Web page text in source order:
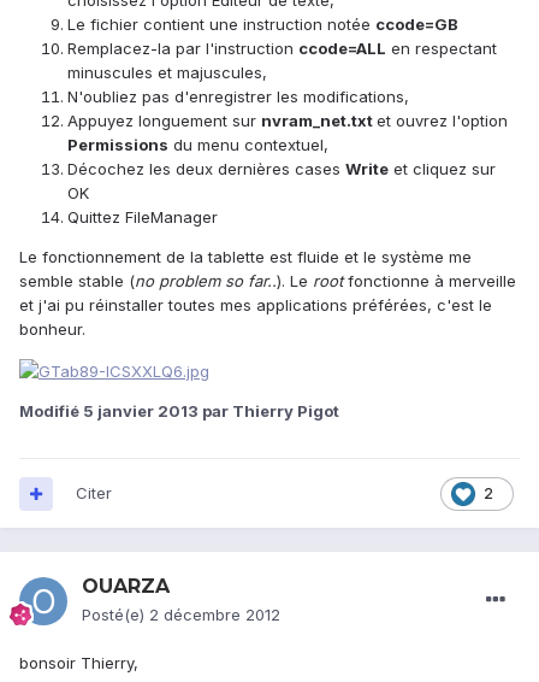
Le fichier contient une instruction notée ccode=GB
Remplacez-la par l'instruction ccode=ALL en respectant
minuscules et majuscules,
N'oubliez pas d'enregistrer les modifications,
Appuyez longuement sur nvram_net.txtet ouvrez l'option
Permissions du menu contextuel,
Décochez les deux dernières cases Write et cliquez sur
OK
Quittez FileManager
Le fonctionnement de la tablette est fluide et le système me
semble stable (no problem so far..). Le rootfonctionne à merveille
et j'ai pu réinstaller toutes mes applications préférées, c'est le
bonheur.
Modifié 5 janvier 2013 par Thierry Pigot
2
Citer
OUARZA
Posté(e) 2 décembre 2012
bonsoir Thierry,